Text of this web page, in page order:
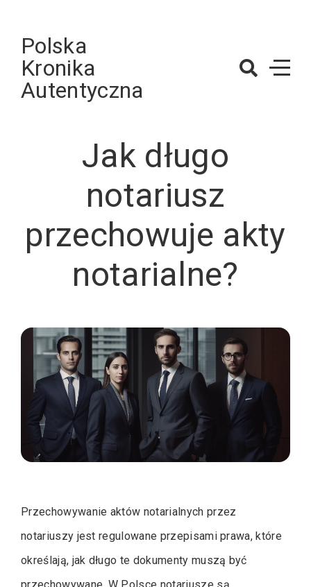
contentPolska
Kronika
Autentyczna
Jak długo
notariusz
przechowuje akty
notarialne?
Przechowywanie aktów notarialnych przez
notariuszy jest regulowane przepisami prawa, które
określają, jak długo te dokumenty muszą być